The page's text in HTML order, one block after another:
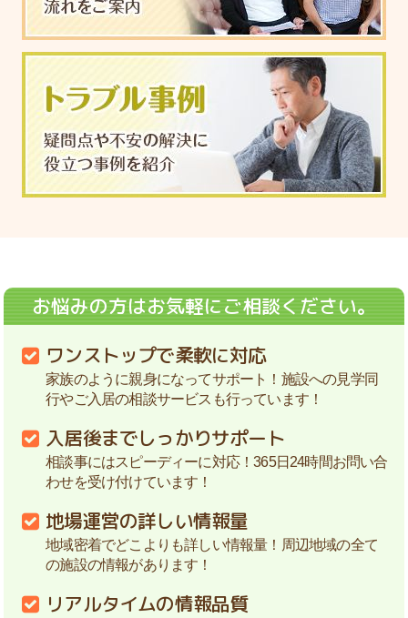
お悩みの方はお気軽にご相談ください。
ワンストップで柔軟に対応
家族のように親身になってサポート！施設への見学同
行やご入居の相談サービスも行っています！
入居後までしっかりサポート
相談事にはスピーディーに対応！365日24時間お問い合
わせを受け付けています！
地場運営の詳しい情報量
地域密着でどこよりも詳しい情報量！周辺地域の全て
の施設の情報があります！
リアルタイムの情報品質